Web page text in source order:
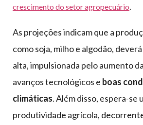
crescimento do setor agropecuário.
As projeções indicam que a
como soja, milho e algodão,
alta, impulsionada pelo aumento
avanços tecnológicos e boas
climáticas. Além disso, espera-se
produtividade agrícola,